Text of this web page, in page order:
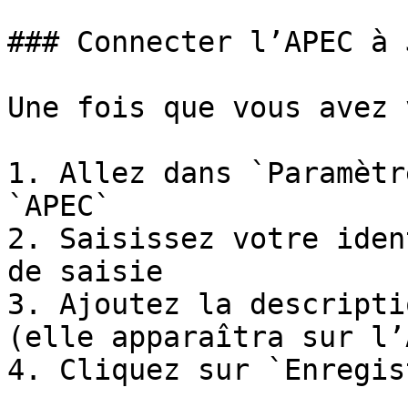
### Connecter l’APEC à
Une fois que vous
1. Allez dans
`APEC`
2. Saisissez votre
de saisie
3. Ajoutez la
(elle apparaîtra sur
4. Cliquez sur